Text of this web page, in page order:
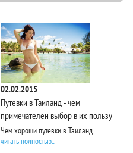
02.02.2015
Путевки в Таиланд - чем
примечателен выбор в их пользу
Чем хороши путевки в Таиланд
читать полностью...